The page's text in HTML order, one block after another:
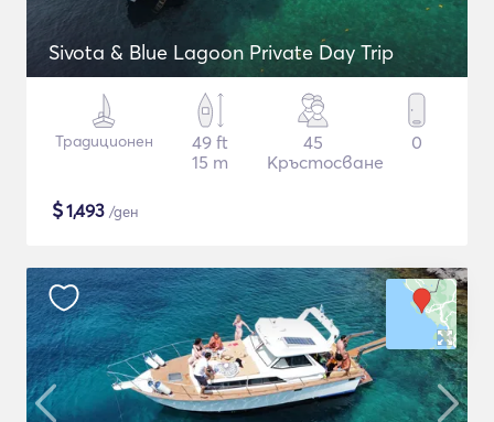
Sivota & Blue Lagoon Private Day Trip
Традиционен
49 ft
15 m
45
Кръстосване
0
$1,493 /ден